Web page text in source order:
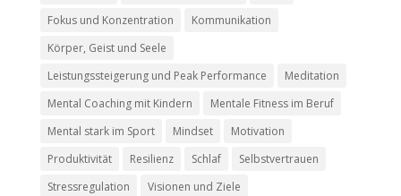
Fokus und Konzentration
Kommunikation
Körper, Geist und Seele
Leistungssteigerung und Peak Performance
Meditation
Mental Coaching mit Kindern
Mentale Fitness im Beruf
Mental stark im Sport
Mindset
Motivation
Produktivität
Resilienz Schlaf
Selbstvertrauen
Stressregulation
Visionen und Ziele